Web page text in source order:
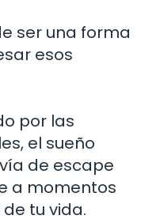
ser una forma
esos
por las
el sueño
de escape
a momentos
tu vida.